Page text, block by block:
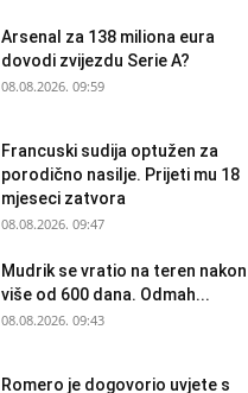
Arsenal za 138 miliona eura
dovodi zvijezdu Serie A?
08.08.2026. 09:59
Francuski sudija optužen za
porodično nasilje. Prijeti mu 18
mjeseci zatvora
08.08.2026. 09:47
Mudrik se vratio na teren nakon
više od 600 dana. Odmah...
08.08.2026. 09:43
Romero je dogovorio uvjete s